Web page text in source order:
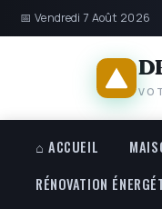
📅 Vendredi 7 Août 2026
⌂ ACCUEIL
RÉNOVATION